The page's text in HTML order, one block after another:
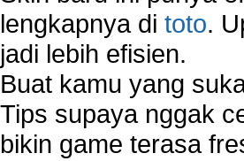
lengkapnya di toto.
jadi lebih efisien.
Buat kamu yang
Tips supaya nggak
bikin game terasa